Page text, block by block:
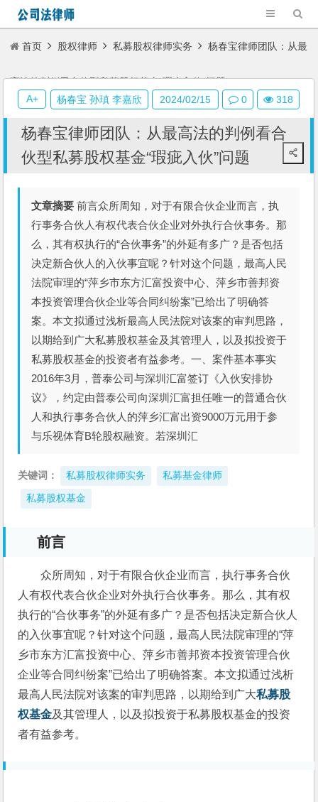
首页 股权律师 私募股权律师实务 杨春宝律师团队：从最
高法的判例看合伙型私募股权基金“瑕疵入伙”问题
杨春宝律师团队：从最高法的判例看合
伙型私募股权基金“瑕疵入伙”问题
文章摘要 前言众所周知，对于有限合伙企业而言，执
行事务合伙人有权代表合伙企业对外执行合伙事务。那
么，其有权执行的“合伙事务”的外延有多广？是否包括
决定新合伙人的入伙事宜呢？针对这个问题，最高人民
法院审理的“萍乡市东方汇富投资中心、萍乡市善邦资
本投资管理合伙企业等合同纠纷案”已给出了明确答
案。本文拟通过浅析最高人民法院对该案的审判思路，
以期给到广大私募股权基金及其管理人，以及拟投资于
私募股权基金的投资者有益参考。一、案件基本事实
2016年3月，普泰公司与深圳汇富签订《入伙安排协
议》，约定由普泰公司向深圳汇富担任唯一的普通合伙
人和执行事务合伙人的萍乡汇富出资9000万元用于参
与乐视体育B轮股权融资。若深圳汇
关键词： 私募股权律师实务 私募基金律师
私募股权基金
前言
众所周知，对于有限合伙企业而言，执行事务合伙
人有权代表合伙企业对外执行合伙事务。那么，其有权
执行的“合伙事务”的外延有多广？是否包括决定新合伙人
的入伙事宜呢？针对这个问题，最高人民法院审理的“萍
乡市东方汇富投资中心、萍乡市善邦资本投资管理合伙
企业等合同纠纷案”已给出了明确答案。本文拟通过浅析
最高人民法院对该案的审判思路，以期给到广大私募股
权基金及其管理人，以及拟投资于私募股权基金的投资
者有益参考。
杨春宝 孙瑱 李嘉欣 2024/02/15 0 318
A+